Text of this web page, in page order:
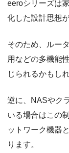
eeroシリーズは
化した設計思想
そのため、ルー
用などの多機能
じられるかもし
逆に、NASやク
いる場合はこの
ットワーク機器
ります。